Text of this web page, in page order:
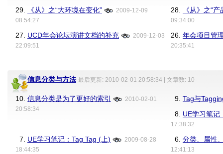
29.
《从》之“大环境在变化”
2009-12-09
08:54:27
28. 《从》之“
09:34:00
27. UCD年会论坛演讲文档的补充
2009-12-03
22:09:51
26. 年会项目管
20:35:41
信息分类与方法 最后更新: 2010-02-01 20:58:34 | 文章数: 10
10. 信息分类是为了更好的索引
2010-02-01
20:58:34
9. Tag与
8. UE学习笔记
17:38:32
7. UE学习笔记：Tag Tag (上)
2009-08-28
18:44:35
6. 分类、属性
12:41:13